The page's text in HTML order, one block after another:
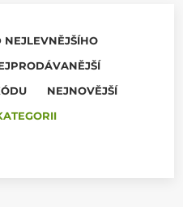
NEJLEVNĚJŠÍHO
NEJNOVĚJŠÍ